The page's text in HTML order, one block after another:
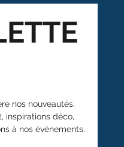
nos nouveautés,
inspirations déco,
à nos événements.